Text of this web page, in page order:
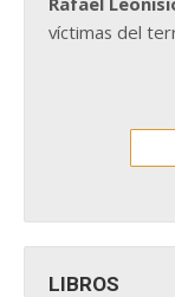
víctimas del
LIBROS